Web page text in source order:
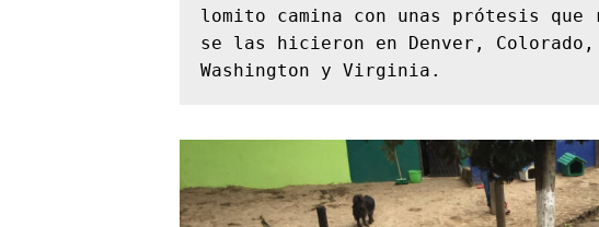
lomito camina con unas prótesis que
se las hicieron en Denver,
Washington y Virginia.